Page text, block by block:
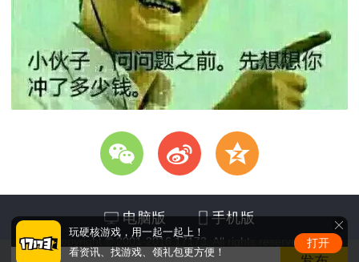
w t z
电脑版 手机版
Copyright © 2001-2016 17173. All rights reserved.
玩硬核游戏，用一起一起上！
看资讯、找游戏、领礼包更方便！
打开